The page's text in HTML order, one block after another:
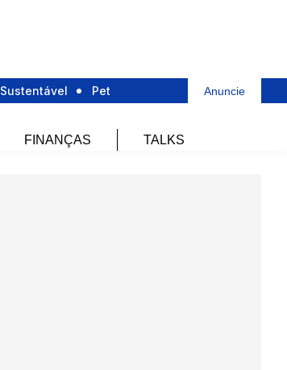
Sustentável Pet Anuncie
FINANÇAS TALKS